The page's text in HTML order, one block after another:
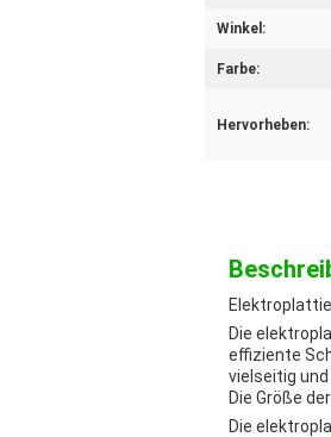
Winkel:
Farbe:
Hervorheben:
Die
effiziente
vielseitig
Die Größe
Die